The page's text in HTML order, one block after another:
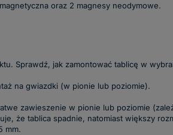
oraz 2 magnesy neodymowe.
Sprawdź, jak zamontować tablicę w
na gwiazdki (w pionie lub poziomie).
zawieszenie w pionie lub poziomie
że tablica spadnie, natomiast większy
mm.